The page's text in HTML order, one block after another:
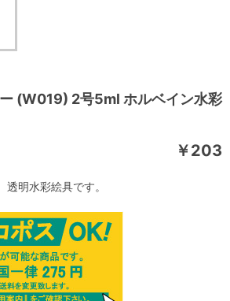
(W019) 2号5ml ホルベイン水彩
￥203
明水彩絵具です。